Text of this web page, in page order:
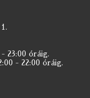
23:00 óráig.
- 22:00 óráig.